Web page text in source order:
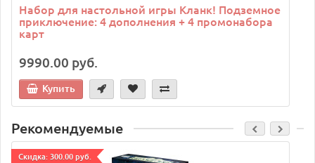
Набор для настольной игры Кланк! Подземное
приключение: 4 дополнения + 4 промонабора
карт
9990.00 руб.
Купить
Рекомендуемые
Cкидка: 300.00 руб.